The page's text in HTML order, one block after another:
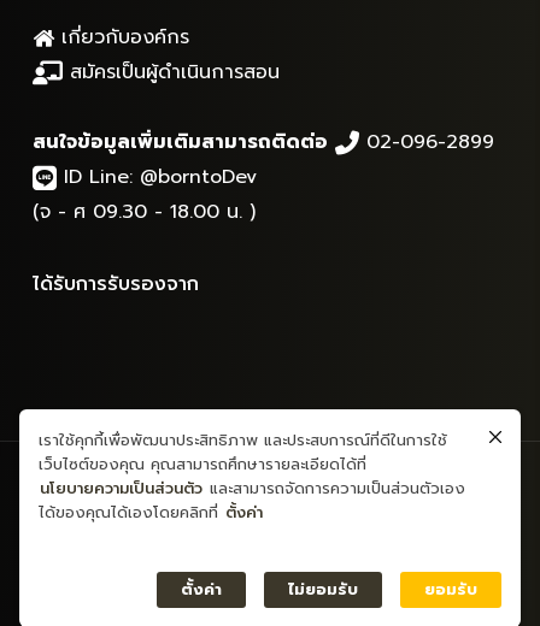
เกี่ยวกับองค์กร
สมัครเป็นผู้ดำเนินการสอน
สนใจข้อมูลเพิ่มเติมสามารถติดต่อ
02-096-2899
ID Line: @borntoDev
(จ - ศ 09.30 - 18.00 น. )
ได้รับการรับรองจาก
สงวนลิขสิทธิ์ © 2565 - ข้อมูลและเนื้อหาทั้งหมด - บริษัท บอร์นทูเดฟ
จำกัด
นโยบายรักษาข้อมูลส่วนบุคคล ข้อตกลงและเงื่อนไขการใช้บริการ
ความเป็นส่วนตัว
เราใช้คุกกี้เพื่อพัฒนาประสิทธิภาพ และประสบการณ์ที่ดีในการใช้
เว็บไซต์ของคุณ คุณสามารถศึกษารายละเอียดได้ที่
นโยบายความเป็นส่วนตัว และสามารถจัดการความเป็นส่วนตัวเอง
ได้ของคุณได้เองโดยคลิกที่ ตั้งค่า
ตั้งค่า ไม่ยอมรับ ยอมรับ